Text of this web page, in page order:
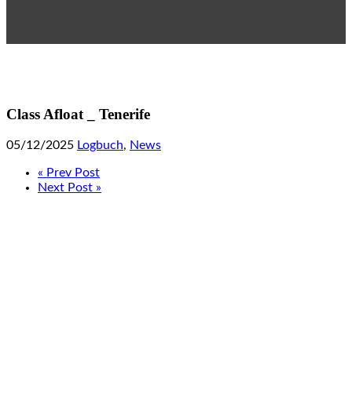
Class Afloat _ Tenerife
05/12/2025 Logbuch, News
« Prev Post
Next Post »